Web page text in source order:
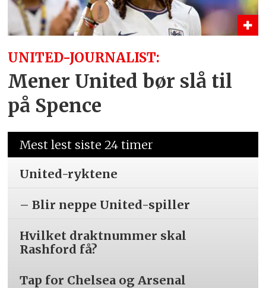
UNITED-JOURNALIST:
Mener United bør slå til
på Spence
Mest lest siste 24 timer
United-ryktene
– Blir neppe United-spiller
Hvilket draktnummer skal
Rashford få?
Tap for Chelsea og Arsenal